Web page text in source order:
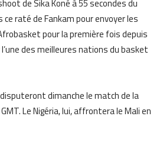
de Sika Koné à 55 secondes du
raté de Fankam pour envoyer les
pour la première fois depuis
des meilleures nations du basket
dimanche le match de la
Le Nigéria, lui, affrontera le Mali en